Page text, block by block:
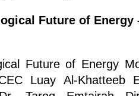
Future of
Future of Energy
Luay Al-Khatteeb